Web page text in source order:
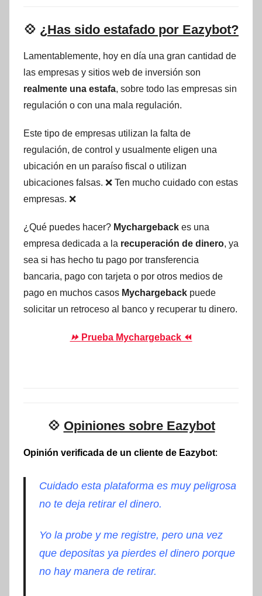
💠 ¿Has sido estafado por Eazybot?
Lamentablemente, hoy en día una gran cantidad de
las empresas y sitios web de inversión son
realmente una estafa, sobre todo las empresas sin
regulación o con una mala regulación.
Este tipo de empresas utilizan la falta de
regulación, de control y usualmente eligen una
ubicación en un paraíso fiscal o utilizan
ubicaciones falsas. ❌ Ten mucho cuidado con estas
empresas. ❌
¿Qué puedes hacer? Mychargeback es una
empresa dedicada a la recuperación de dinero, ya
sea si has hecho tu pago por transferencia
bancaria, pago con tarjeta o por otros medios de
pago en muchos casos Mychargeback puede
solicitar un retroceso al banco y recuperar tu dinero.
⏩ Prueba Mychargeback ⏪
💠 Opiniones sobre Eazybot
Opinión verificada de un cliente de Eazybot:
Cuidado esta plataforma es muy peligrosa
no te deja retirar el dinero.
Yo la probe y me registre, pero una vez
que depositas ya pierdes el dinero porque
no hay manera de retirar.